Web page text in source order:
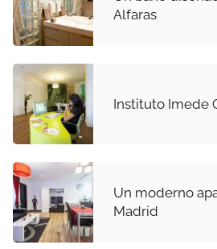
Alfaras
Instituto Imede
Un moderno
Madrid